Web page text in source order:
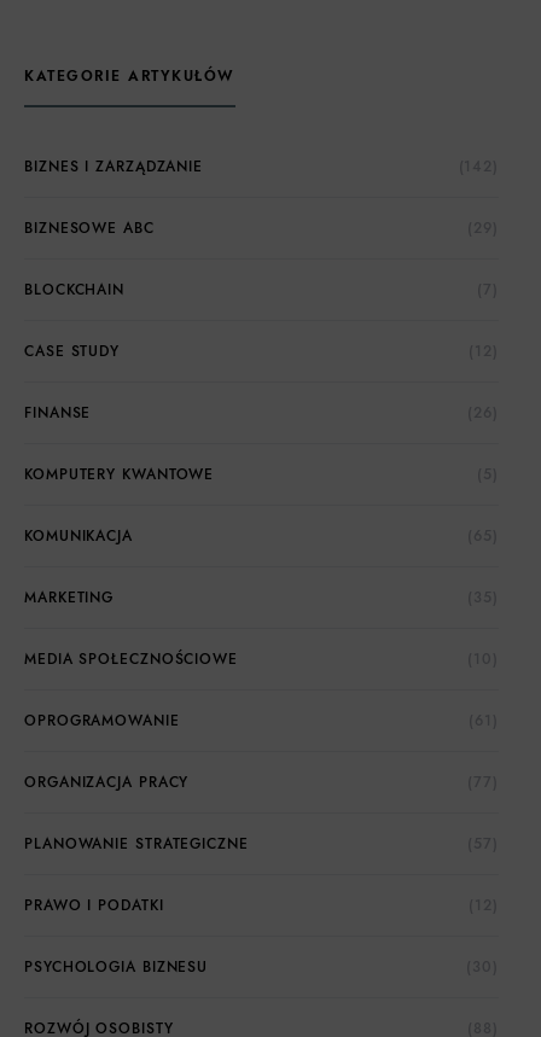
KATEGORIE ARTYKUŁÓW
BIZNES I ZARZĄDZANIE
BIZNESOWE ABC
BLOCKCHAIN
CASE STUDY
FINANSE
KOMPUTERY KWANTOWE
KOMUNIKACJA
MARKETING
MEDIA SPOŁECZNOŚCIOWE
OPROGRAMOWANIE
ORGANIZACJA PRACY
PLANOWANIE STRATEGICZNE
PRAWO I PODATKI
PSYCHOLOGIA BIZNESU
ROZWÓJ OSOBISTY